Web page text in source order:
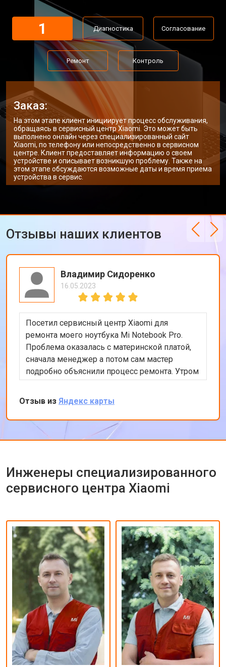
Замена матрицы ноутбука Xiaomi
Ремонт цепи питания от 3500 ₽ Заказать
Замена USB порта от 2200 ₽ Заказать
Замена звуковой карты от 1700 ₽
Замена кулера ноутбука Xiaomi Заказать
Замена микрофона
Замена оперативной памяти от 1100 ₽ Заказать
Прошивка BIOS ноутбука Xiaomi от 1500 ₽ Заказать
Замена северного моста от 3500 ₽ Заказать
1 Диагностика Согласование
Ремонт Контроль
Заказ:
На этом этапе клиент инициирует процесс обслуживания,
обращаясь в сервисный центр Xiaomi. Это может быть
выполнено онлайн через специализированный сайт
Xiaomi, по телефону или непосредственно в сервисном
центре. Клиент предоставляет информацию о своем
устройстве и описывает возникшую проблему. Также на
этом этапе обсуждаются возможные даты и время приема
устройства в сервис.
Отзывы наших клиентов
Владимир Сидоренко
16.05.2023
Посетил сервисный центр Xiaomi для
ремонта моего ноутбука Mi Notebook Pro.
Проблема оказалась с материнской платой,
сначала менеджер а потом сам мастер
подробно объяснили процесс ремонта. Утром
оставил заявку, в обед курьер приехал и к
вечеру ноутбук был готов-очень быстро.
Впечатлен оперативностью и качеством
ремонта.
Отзыв из Яндекс карты
Инженеры специализированного
сервисного центра Xiaomi